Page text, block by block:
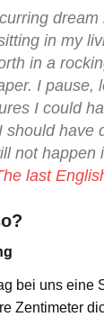
in my
in a
I pause,
I could
should have
not happen
last
bei uns eine
Zentimeter